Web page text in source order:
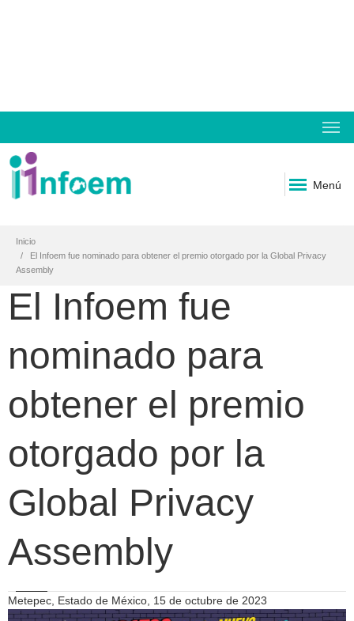
Menú
Inicio
El Infoem fue nominado para obtener el premio otorgado por la Global Privacy
Assembly
El Infoem fue
nominado para
obtener el premio
otorgado por la
Global Privacy
Assembly
Metepec, Estado de México, 15 de octubre de 2023